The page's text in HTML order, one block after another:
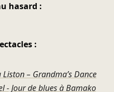
hasard :
:
– Grandma’s Dance
- Jour de blues à Bamako